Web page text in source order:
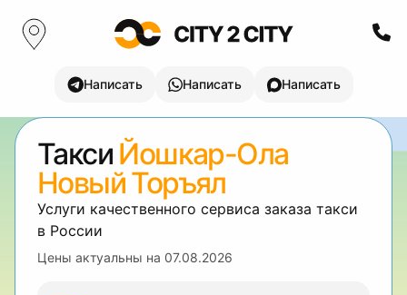
Написать Написать Написать
Такси Йошкар-Ола
Новый Торъял
Услуги качественного сервиса заказа такси
в России
Цены актуальны на 07.08.2026